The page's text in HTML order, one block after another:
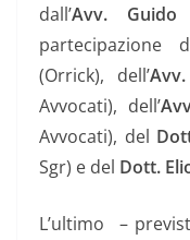
dall’Avv. Guido
partecipazione
(Orrick), dell’
Avvocati), dell’
Avvocati), del
Sgr) e del Dott.
L’ultimo –